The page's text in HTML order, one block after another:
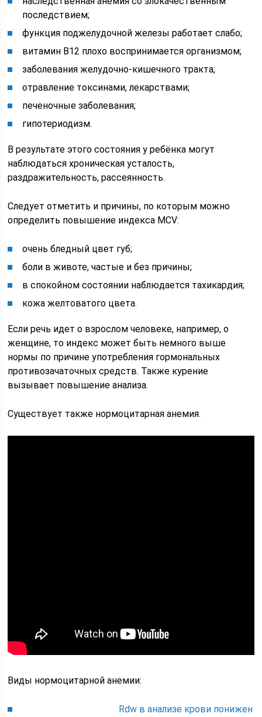
последствием;
функция поджелудочной железы работает слабо;
витамин В12 плохо воспринимается организмом;
заболевания желудочно-кишечного тракта;
отравление токсинами, лекарствами;
печеночные заболевания;
гипотериодизм.
В результате этого состояния у ребёнка могут
наблюдаться хроническая усталость,
раздражительность, рассеянность.
Следует отметить и причины, по которым можно
определить повышение индекса MCV:
очень бледный цвет губ;
боли в животе, частые и без причины;
в спокойном состоянии наблюдается тахикардия;
кожа желтоватого цвета.
Если речь идет о взрослом человеке, например, о
женщине, то индекс может быть немного выше
нормы по причине употребления гормональных
противозачаточных средств. Также курение
вызывает повышение анализа.
Существует также нормоцитарная анемия.
Виды нормоцитарной анемии:
Rdw в анализе крови понижен